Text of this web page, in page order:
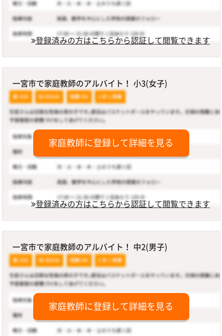
登録済みの方はこちらから認証して閲覧できます
一宮市で家庭教師のアルバイト！ 小3(女子)
家庭教師に登録して詳細を見る
登録済みの方はこちらから認証して閲覧できます
一宮市で家庭教師のアルバイト！ 中2(男子)
家庭教師に登録して詳細を見る